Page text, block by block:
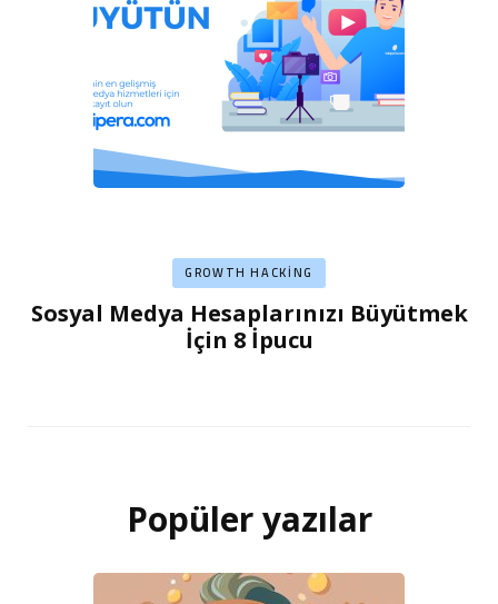
GROWTH HACKING
Sosyal Medya Hesaplarınızı Büyütmek
İçin 8 İpucu
Popüler yazılar